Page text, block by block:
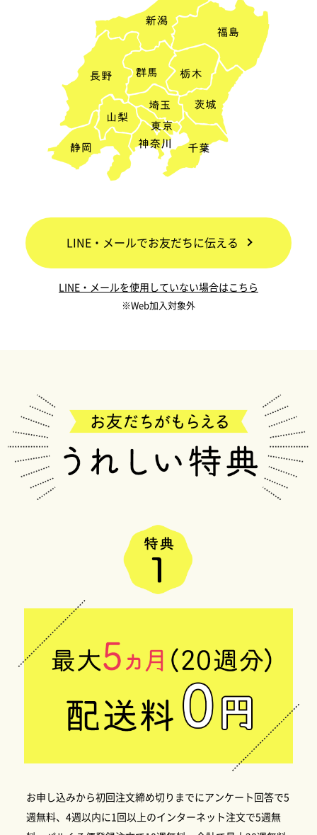
LINE・メールでお友だちに伝える
LINE・メールを使用していない場合はこちら
※Web加入対象外
お申し込みから初回注文締め切りまでにアンケート回答で5
週無料、4週以内に1回以上のインターネット注文で5週無